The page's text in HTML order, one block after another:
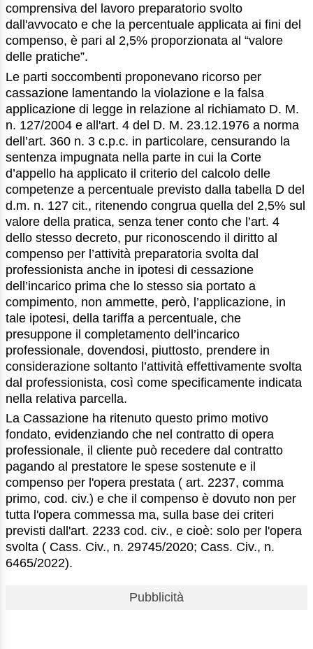
comprensiva del lavoro preparatorio svolto
dall'avvocato e che la percentuale applicata ai fini del
compenso, è pari al 2,5% proporzionata al “valore
delle pratiche”.
Le parti soccombenti proponevano ricorso per
cassazione lamentando la violazione e la falsa
applicazione di legge in relazione al richiamato D. M.
n. 127/2004 e all'art. 4 del D. M. 23.12.1976 a norma
dell’art. 360 n. 3 c.p.c. in particolare, censurando la
sentenza impugnata nella parte in cui la Corte
d’appello ha applicato il criterio del calcolo delle
competenze a percentuale previsto dalla tabella D del
d.m. n. 127 cit., ritenendo congrua quella del 2,5% sul
valore della pratica, senza tener conto che l’art. 4
dello stesso decreto, pur riconoscendo il diritto al
compenso per l’attività preparatoria svolta dal
professionista anche in ipotesi di cessazione
dell’incarico prima che lo stesso sia portato a
compimento, non ammette, però, l’applicazione, in
tale ipotesi, della tariffa a percentuale, che
presuppone il completamento dell’incarico
professionale, dovendosi, piuttosto, prendere in
considerazione soltanto l’attività effettivamente svolta
dal professionista, così come specificamente indicata
nella relativa parcella.
La Cassazione ha ritenuto questo primo motivo
fondato, evidenziando che nel contratto di opera
professionale, il cliente può recedere dal contratto
pagando al prestatore le spese sostenute e il
compenso per l'opera prestata ( art. 2237, comma
primo, cod. civ.) e che il compenso è dovuto non per
tutta l'opera commessa ma, sulla base dei criteri
previsti dall'art. 2233 cod. civ., e cioè: solo per l'opera
svolta ( Cass. Civ., n. 29745/2020; Cass. Civ., n.
6465/2022).
Pubblicità